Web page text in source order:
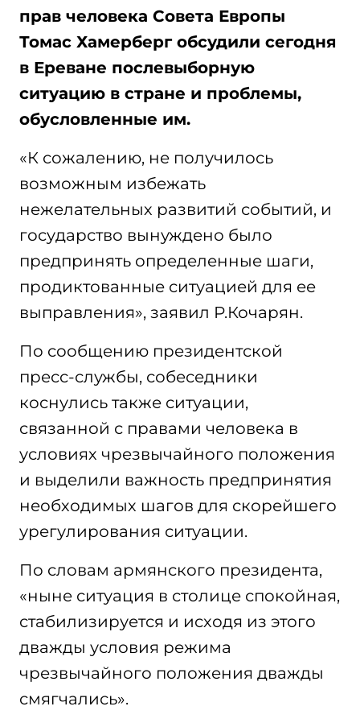
прав человека Совета Европы
Томас Хамерберг обсудили сегодня
в Ереване послевыборную
ситуацию в стране и проблемы,
обусловленные им.
«К сожалению, не получилось
возможным избежать
нежелательных развитий событий, и
государство вынуждено было
предпринять определенные шаги,
продиктованные ситуацией для ее
выправления», заявил Р.Кочарян.
По сообщению президентской
пресс-службы, собеседники
коснулись также ситуации,
связанной с правами человека в
условиях чрезвычайного положения
и выделили важность предпринятия
необходимых шагов для скорейшего
урегулирования ситуации.
По словам армянского президента,
«ныне ситуация в столице спокойная,
стабилизируется и исходя из этого
дважды условия режима
чрезвычайного положения дважды
смягчались».